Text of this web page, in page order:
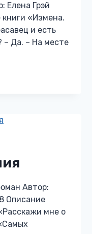
Елена Грэй
книги «Измена.
и есть
– Да. – На месте
Автор:
Описание
мне о